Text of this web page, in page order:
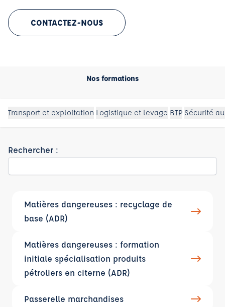
CONTACTEZ-NOUS
Nos formations
Transport et exploitation Logistique et levage BTP Sécurité
Rechercher :
Matières dangereuses : recyclage de
base (ADR)
Matières dangereuses : formation
initiale spécialisation produits
pétroliers en citerne (ADR)
Passerelle marchandises